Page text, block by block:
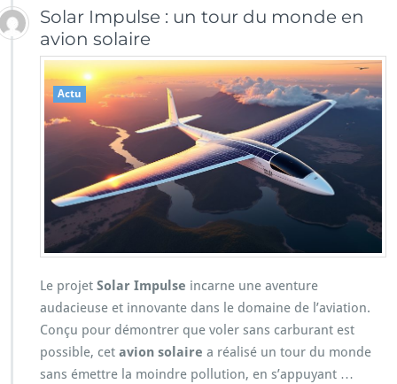
Solar Impulse : un tour du monde en
avion solaire
Actu
Le projet Solar Impulse incarne une aventure
audacieuse et innovante dans le domaine de l’aviation.
Conçu pour démontrer que voler sans carburant est
possible, cet avion solaire a réalisé un tour du monde
sans émettre la moindre pollution, en s’appuyant …